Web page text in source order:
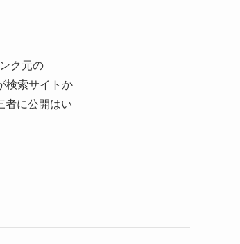
ク元の
検索サイトか
者に公開はい